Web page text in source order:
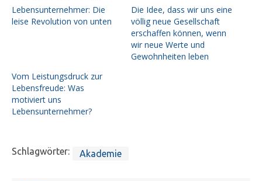
Lebensunternehmer: Die
leise Revolution von unten
Die Idee, dass wir uns eine
völlig neue Gesellschaft
erschaffen können, wenn
wir neue Werte und
Gewohnheiten leben
Vom Leistungsdruck zur
Lebensfreude: Was
motiviert uns
Lebensunternehmer?
Schlagwörter: Akademie